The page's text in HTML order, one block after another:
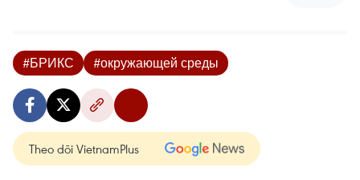
#БРИКС #окружающей среды
Theo dõi VietnamPlus